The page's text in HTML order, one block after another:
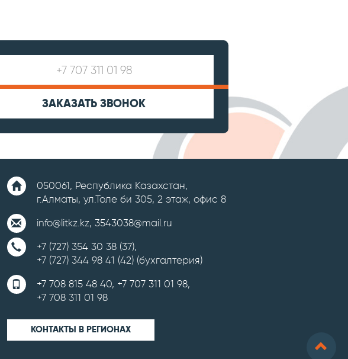
ЗАКАЗАТЬ ЗВОНОК
050061, Республика Казахстан,
г.Алматы, ул.Толе би 305, 2 этаж, офис 8
info@litkz.kz, 3543038@mail.ru
+7 (727) 354 30 38 (37),
+7 (727) 344 98 41 (42)(бухгалтерия)
+7 708 815 48 40, +7 707 311 01 98,
+7 708 311 01 98
КОНТАКТЫ В РЕГИОНАХ